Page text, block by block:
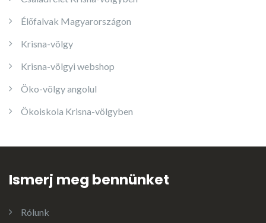
Élőfalvak Magyarországon
Krisna-völgy
Krisna-völgyi webshop
Öko-völgy angolul
Ökoiskola Krisna-völgyben
Ismerj meg bennünket
Rólunk